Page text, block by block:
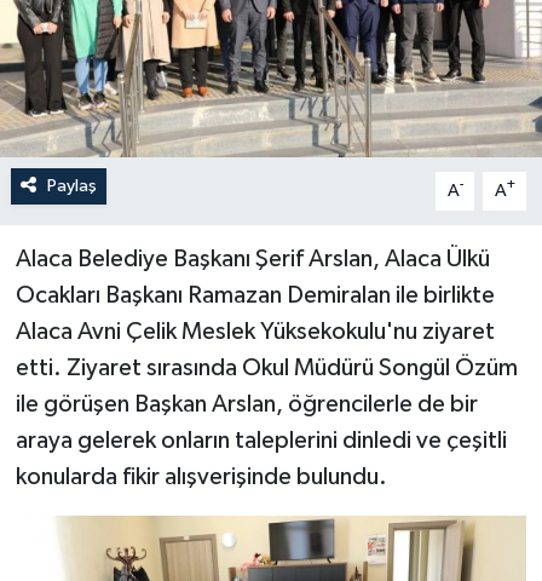
Paylaş A- A+
Alaca Belediye Başkanı Şerif Arslan, Alaca Ülkü
Ocakları Başkanı Ramazan Demiralan ile birlikte
Alaca Avni Çelik Meslek Yüksekokulu'nu ziyaret
etti. Ziyaret sırasında Okul Müdürü Songül Özüm
ile görüşen Başkan Arslan, öğrencilerle de bir
araya gelerek onların taleplerini dinledi ve çeşitli
konularda fikir alışverişinde bulundu.